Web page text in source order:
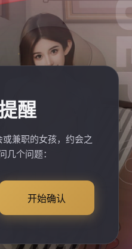
醒
兼职的女孩，约会之
几个问题：
开始确认